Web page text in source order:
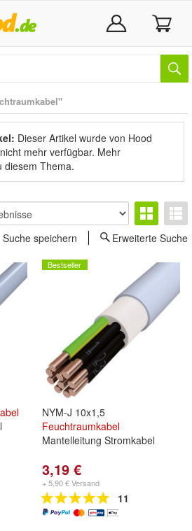
Dieser Artikel wurde von Hood
mehr verfügbar. Mehr
diesem Thema.
Suche speichern
Erweiterte Suche
Bestseller
NYM-J 10x1,5
Feuchtraumkabel
Mantelleitung Stromkabel
3,19 €
+ 5,90 € Versand
11